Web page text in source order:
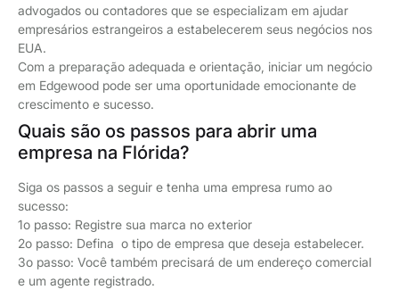
advogados ou contadores que se especializam em ajudar
empresários estrangeiros a estabelecerem seus negócios nos
EUA.
Com a preparação adequada e orientação, iniciar um negócio
em Edgewood pode ser uma oportunidade emocionante de
crescimento e sucesso.
Quais são os passos para abrir uma
empresa na Flórida?
Siga os passos a seguir e tenha uma empresa rumo ao
sucesso:
1o passo: Registre sua marca no exterior
2o passo: Defina o tipo de empresa que deseja estabelecer.
3o passo: Você também precisará de um endereço comercial
e um agente registrado.